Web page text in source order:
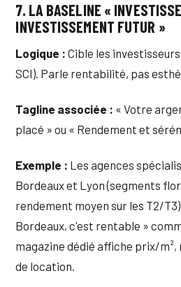
7. LA BASELINE «
INVESTISSEMENT FUTUR »
Logique : Cible les
SCI). Parle rentabilité, pas
Tagline associée : « Votre
placé » ou « Rendement et
Exemple : Les agences
Bordeaux et Lyon (segments
rendement moyen sur les T2/
Bordeaux, c'est rentable »
magazine dédié affiche prix/
de location.